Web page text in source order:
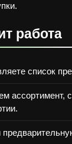
работа
список
ассортимент,